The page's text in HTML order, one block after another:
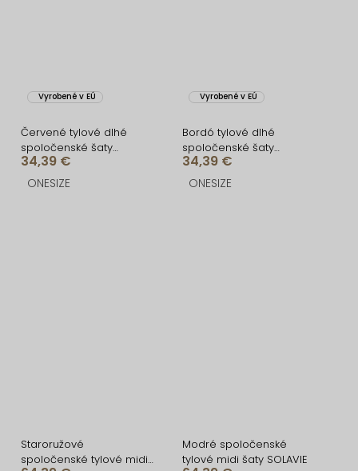
Vyrobené v EÚ
Červené tylové dlhé
spoločenské šaty
VOLYADA
34,39 €
ONESIZE
Vyrobené v EÚ
Bordó tylové dlhé
spoločenské šaty
VOLYADA
34,39 €
ONESIZE
Staroružové
spoločenské tylové midi
Modré spoločenské
tylové midi šaty SOLAVIE